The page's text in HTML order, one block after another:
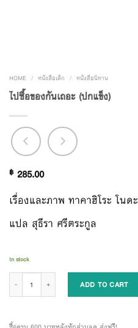
HOME / หนังสือเด็ก / หนังสือนิทาน
ไปซื้อของกันเถอะ (ปกแข็ง)
฿ 285.00
เรื่องและภาพ ทาคาฮิโระ โนดะ
แปล สุธีรา ศรีตระกูล
In stock
ADD TO CART